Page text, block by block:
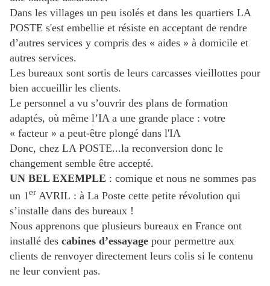
Dans les villages un peu isolés et dans les quartiers LA
POSTE s'est embellie et résiste en acceptant de rendre
d’autres services y compris des « aides » à domicile et
autres services.
Les bureaux sont sortis de leurs carcasses vieillottes pour
bien accueillir les clients.
Le personnel a vu s’ouvrir des plans de formation
adaptés, où même l’IA a une grande place : votre
« facteur » a peut-être plongé dans l'IA
Donc, chez LA POSTE...la reconversion donc le
changement semble être accepté.
UN BEL EXEMPLE : comique et nous ne sommes pas
un 1er AVRIL : à La Poste cette petite révolution qui
s’installe dans des bureaux !
Nous apprenons que plusieurs bureaux en France ont
installé des cabines d’essayage pour permettre aux
clients de renvoyer directement leurs colis si le contenu
ne leur convient pas.